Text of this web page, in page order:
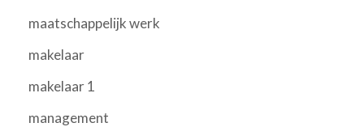
maatschappelijk werk
makelaar
makelaar 1
management